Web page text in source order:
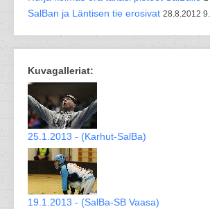
SalBan ja Läntisen tie erosivat 28.8.2012
Kuvagalleriat:
25.1.2013 - (Karhut-SalBa)
19.1.2013 - (SalBa-SB Vaasa)